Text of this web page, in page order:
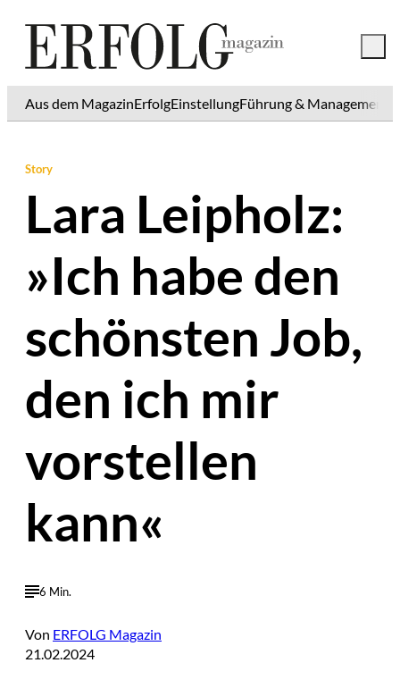
Aus dem MagazinErfolgEinstellungFührung & Management
Story
Lara Leipholz:
»Ich habe den
schönsten Job,
den ich mir
vorstellen
kann«
6 Min.
Von ERFOLG Magazin
21.02.2024